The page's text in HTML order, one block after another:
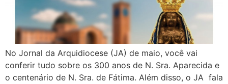
No Jornal da Arquidiocese (JA) de maio, você vai
conferir tudo sobre os 300 anos de N. Sra. Aparecida e
o centenário de N. Sra. de Fátima. Além disso, o JA fala